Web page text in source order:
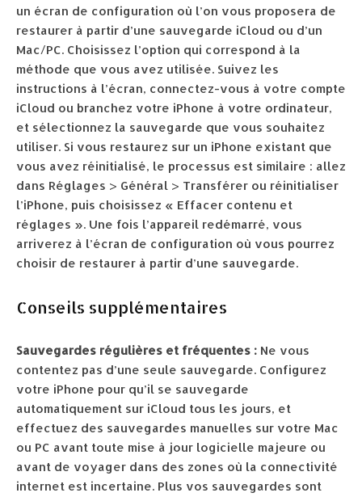
un écran de configuration où l’on vous proposera de
restaurer à partir d’une sauvegarde iCloud ou d’un
Mac/PC. Choisissez l’option qui correspond à la
méthode que vous avez utilisée. Suivez les
instructions à l’écran, connectez-vous à votre compte
iCloud ou branchez votre iPhone à votre ordinateur,
et sélectionnez la sauvegarde que vous souhaitez
utiliser. Si vous restaurez sur un iPhone existant que
vous avez réinitialisé, le processus est similaire : allez
dans Réglages > Général > Transférer ou réinitialiser
l’iPhone, puis choisissez « Effacer contenu et
réglages ». Une fois l’appareil redémarré, vous
arriverez à l’écran de configuration où vous pourrez
choisir de restaurer à partir d’une sauvegarde.
Conseils supplémentaires
Sauvegardes régulières et fréquentes : Ne vous
contentez pas d’une seule sauvegarde. Configurez
votre iPhone pour qu’il se sauvegarde
automatiquement sur iCloud tous les jours, et
effectuez des sauvegardes manuelles sur votre Mac
ou PC avant toute mise à jour logicielle majeure ou
avant de voyager dans des zones où la connectivité
internet est incertaine. Plus vos sauvegardes sont